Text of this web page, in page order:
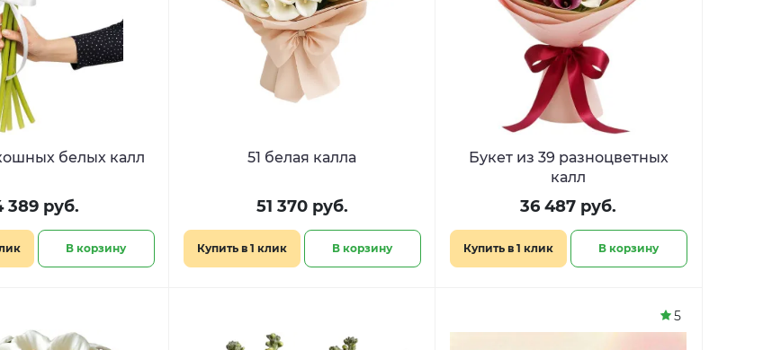
белых калл
389 руб.
В корзину
51 белая калла
51 370 руб.
Купить в 1 клик В корзину
Букет из 39 разноцветных
калл
36 487 руб.
Купить в 1 клик В корзину
5